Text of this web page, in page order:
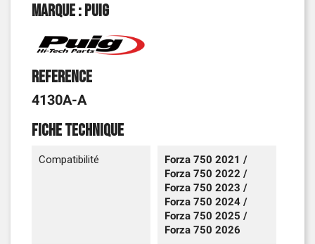
Marque : Puig
Reference
4130A-A
Fiche technique
Compatibilité
Forza 750 2021 /
Forza 750 2022 /
Forza 750 2023 /
Forza 750 2024 /
Forza 750 2025 /
Forza 750 2026